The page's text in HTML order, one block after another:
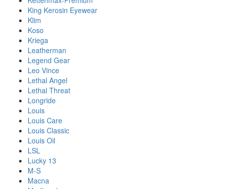
King Kerosin Eyewear
Klim
Koso
Kriega
Leatherman
Legend Gear
Leo Vince
Lethal Angel
Lethal Threat
Longride
Louis
Louis Care
Louis Classic
Louis Oil
LSL
Lucky 13
M-S
Macna